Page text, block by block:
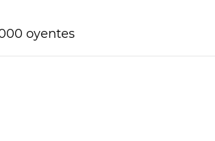
oyentes